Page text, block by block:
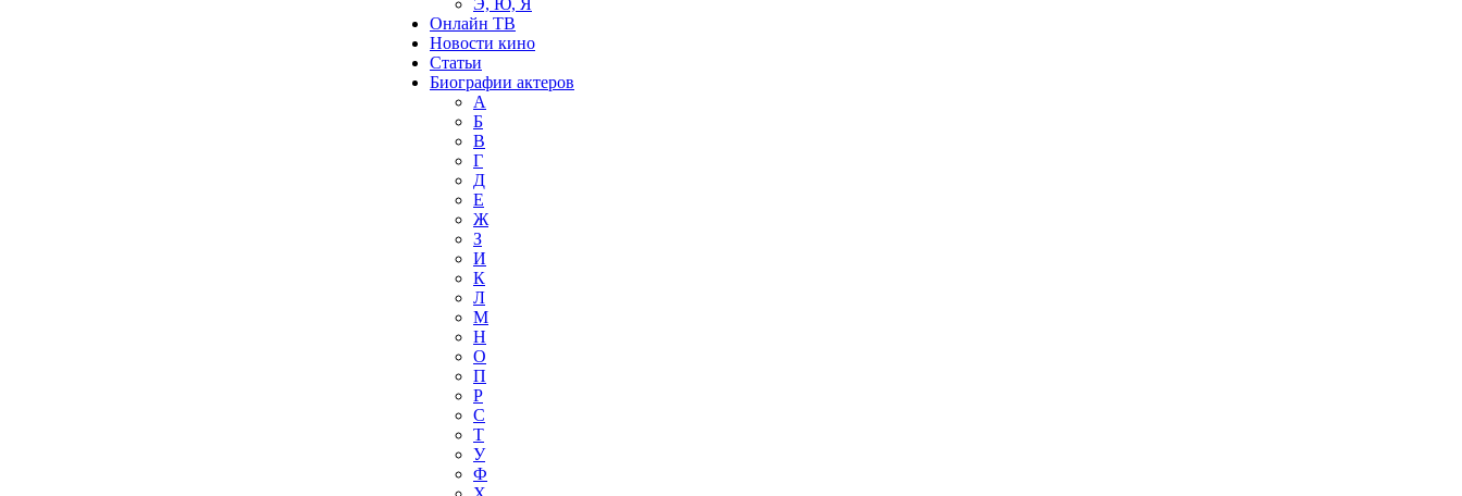
Э, Ю, Я
Онлайн ТВ
Новости кино
Статьи
Биографии актеров
А
Б
В
Г
Д
Е
Ж
З
И
К
Л
М
Н
О
П
Р
С
Т
У
Ф